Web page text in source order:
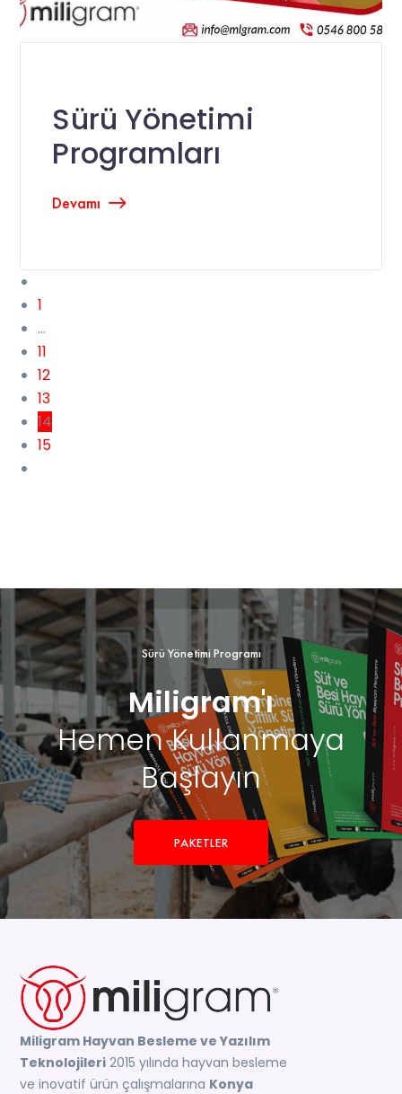
Sürü Yönetimi
Programları
Devamı
1
…
11
12
13
14
15
Sürü Yönetimi Programı
Miligram'ı
Hemen Kullanmaya
Başlayın
PAKETLER
Miligram Hayvan Besleme ve Yazılım
Teknolojileri 2015 yılında hayvan besleme
ve inovatif ürün çalışmalarına Konya